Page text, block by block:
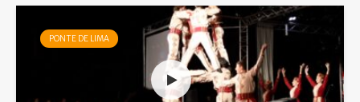
PONTE DE LIMA